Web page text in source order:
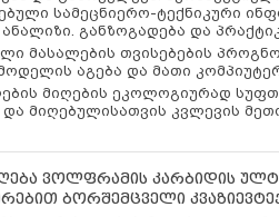
სამეცნიერო-ტექნიკური
განზოგადება და
მასალების თვისებების
აგება და მათი
მიღების ეკოლოგიურად
და მიღებულისათვის კვლევის
ვოლფრამის კარბიდის
ბორშემცველი